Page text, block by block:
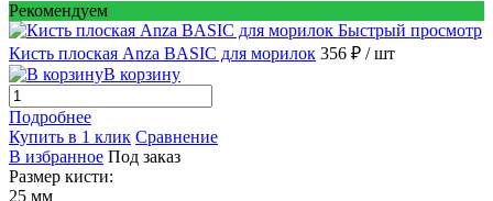
Рекомендуем
Быстрый просмотр
Кисть плоская Anza BASIC для морилок 356 ₽ / шт
В корзину
Подробнее
Купить в 1 клик Сравнение
В избранное Под заказ
Размер кисти:
25 мм